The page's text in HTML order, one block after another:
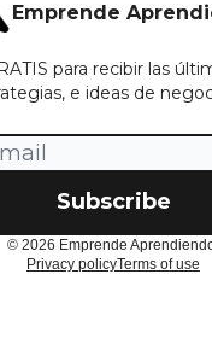
Emprende
para recibir las
e ideas de
© 2026 Emprende
Privacy policyTerms of use